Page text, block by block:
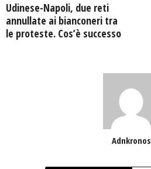
Udinese-Napoli, due reti
annullate ai bianconeri tra
le proteste. Cos’è successo
Adnkronos